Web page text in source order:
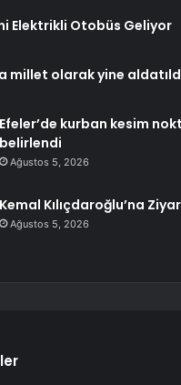
Elektrikli Otobüs Geliyor
millet olarak yine
Efeler’de kurban kesim
belirlendi
Ağustos 5, 2026
Kemal Kılıçdaroğlu’na
Ağustos 5, 2026